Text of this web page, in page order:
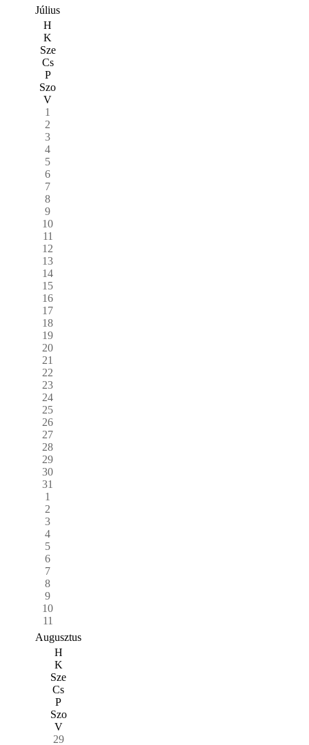
Július
H
K
Sze
Cs
P
Szo
V
1
2
3
4
5
6
7
8
9
10
11
12
13
14
15
16
17
18
19
20
21
22
23
24
25
26
27
28
29
30
31
1
2
3
4
5
6
7
8
9
10
11
Augusztus
H
K
Sze
Cs
P
Szo
V
29